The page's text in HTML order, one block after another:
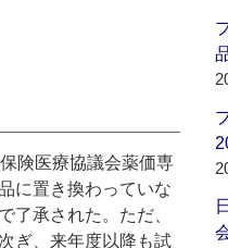
険医療協議会薬価専
に置き換わっていな
了承された。ただ、
ぎ、来年度以降も試